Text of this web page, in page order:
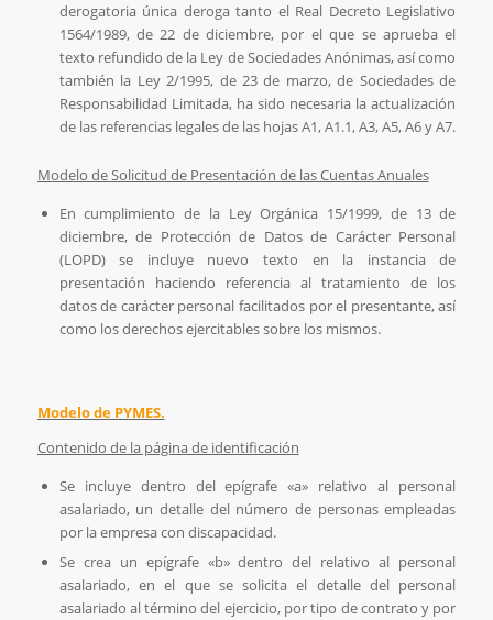
derogatoria única deroga tanto el Real Decreto Legislativo
1564/1989, de 22 de diciembre, por el que se aprueba el
texto refundido de la Ley de Sociedades Anónimas, así como
también la Ley 2/1995, de 23 de marzo, de Sociedades de
Responsabilidad Limitada, ha sido necesaria la actualización
de las referencias legales de las hojas A1, A1.1, A3, A5, A6 y A7.
Modelo de Solicitud de Presentación de las Cuentas Anuales
En cumplimiento de la Ley Orgánica 15/1999, de 13 de
diciembre, de Protección de Datos de Carácter Personal
(LOPD) se incluye nuevo texto en la instancia de
presentación haciendo referencia al tratamiento de los
datos de carácter personal facilitados por el presentante, así
como los derechos ejercitables sobre los mismos.
Modelo de PYMES.
Contenido de la página de identificación
Se incluye dentro del epígrafe «a» relativo al personal
asalariado, un detalle del número de personas empleadas
por la empresa con discapacidad.
Se crea un epígrafe «b» dentro del relativo al personal
asalariado, en el que se solicita el detalle del personal
asalariado al término del ejercicio, por tipo de contrato y por